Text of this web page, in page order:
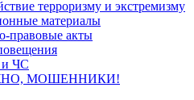
терроризму и экстремизму
материалы
правовые акты
ЧС
МОШЕННИКИ!